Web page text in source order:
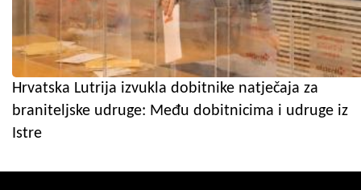
Hrvatska Lutrija izvukla dobitnike natječaja za
braniteljske udruge: Među dobitnicima i udruge iz
Istre